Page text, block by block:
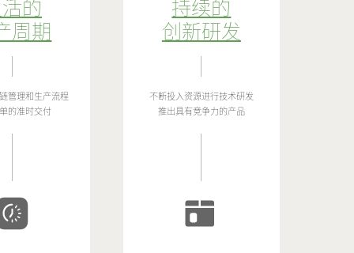
的
周期
管理和生产流程
的准时交付
持续的
创新研发
不断投入资源进行技术研发
推出具有竞争力的产品